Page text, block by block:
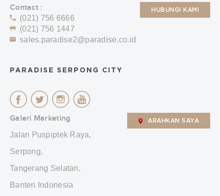
Contact :
(021) 756 6666
(021) 756 1447
sales.paradise2@paradise.co.id
HUBUNGI KAMI
PARADISE SERPONG CITY
Galeri Marketing
Jalan Puspiptek Raya,
Serpong,
Tangerang Selatan,
Banten Indonesia
ARAHKAN SAYA